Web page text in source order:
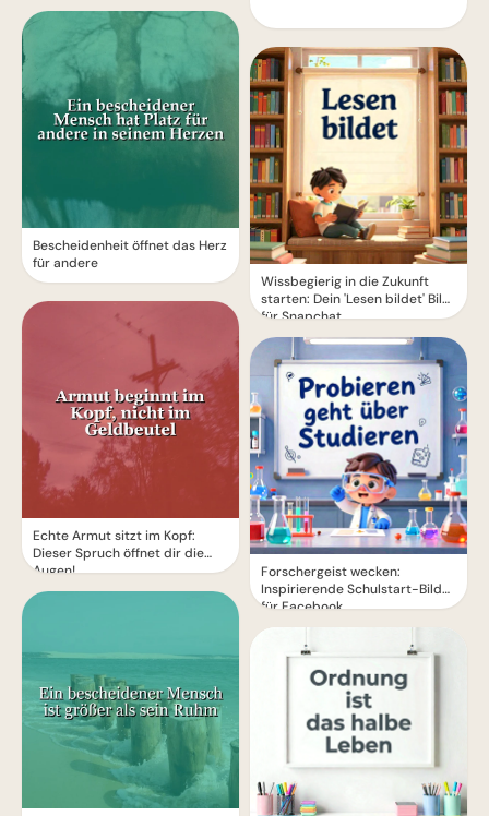
Bescheidenheit öffnet das Herz
für andere
Echte Armut sitzt im Kopf:
Dieser Spruch öffnet dir die
Augen!
Wissbegierig in die Zukunft
starten: Dein 'Lesen bildet' Bild
für Snapchat
Forschergeist wecken:
Inspirierende Schulstart-Bilder
für Facebook